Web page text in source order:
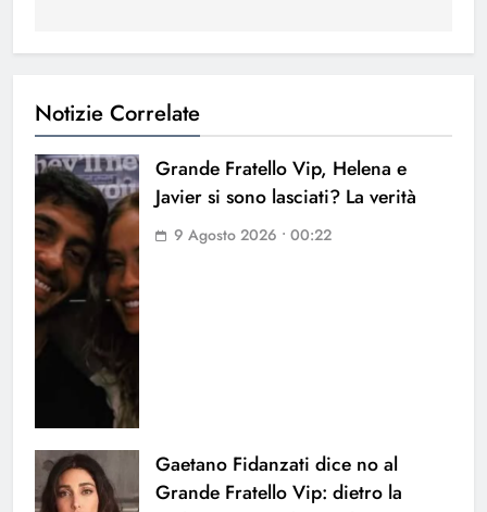
Notizie Correlate
Grande Fratello Vip, Helena e
Javier si sono lasciati? La verità
9 Agosto 2026 • 00:22
Gaetano Fidanzati dice no al
Grande Fratello Vip: dietro la